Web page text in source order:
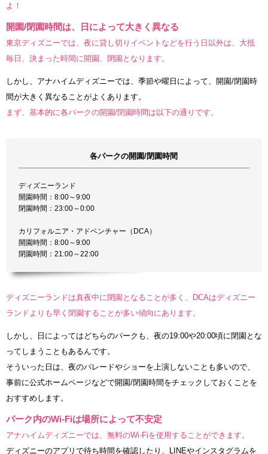
よ！
開園/閉園時間は、日によって大きく異なる
東京ディズニーでは、夜に貸し切りイベントなどを行う日以外は、大抵
毎日、決まった時間に開園、閉園となります。
しかし、アナハイムディズニーでは、季節や曜日によって、開園/閉園時
間が大きく異なることがよくあります。
まず、基本的に各パークの開園/閉園時間は以下の通りです。
各パークの開園/閉園時間
ディズニーランド
開園時間：8:00～9:00
閉園時間：23:00～0:00
カリフォルニア・アドベンチャー（DCA）
開園時間：8:00～9:00
閉園時間：21:00～22:00
ディズニーランドは真夜中に閉園となることが多く、DCAはディズニー
ランドよりも早く閉園することが多い傾向にあります。
しかし、日によってはどちらのパークも、夜の19:00や20:00頃に閉園とな
ってしまうこともあるんです。
そういった日は、夜のパレードやショーを上演しないことも多いので、
事前に公式ホームページなどで開園/閉園時間をチェックしておくことを
おすすめします。
パーク内のWi-Fiは場所によって不安定
アナハイムディズニーでは、無料のWi-Fiを使用することができます。
ディズニーのアプリで待ち時間を確認したり、LINEやインスタグラムを